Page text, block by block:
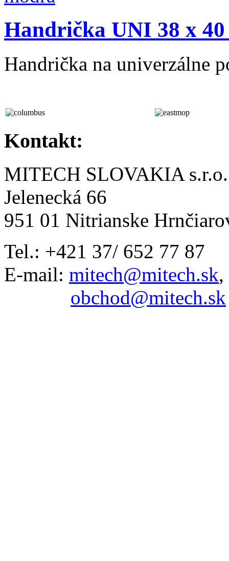
Handrička UNI 38 x
Handrička na univerzálne
Kontakt:
MITECH SLOVAKIA s.r.o.
Jelenecká 66
951 01 Nitrianske
Tel.: +421 37/ 652 77 87
E-mail: mitech@mitech.sk,
obchod@mitech.sk